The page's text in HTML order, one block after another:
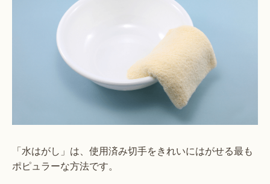
「水はがし」は、使用済み切手をきれいにはがせる最も
ポピュラーな方法です。